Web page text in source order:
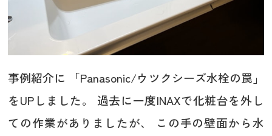
事例紹介に 「Panasonic/ウツクシーズ水栓の罠」
をUPしました。 過去に一度INAXで化粧台を外し
ての作業がありましたが、 この手の壁面から水